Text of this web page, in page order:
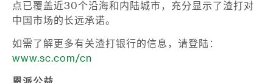
点已覆盖近30个沿海和内陆城市，充分显示了渣打对
中国市场的长远承诺。
如需了解更多有关渣打银行的信息，请登陆：
www.sc.com/cn